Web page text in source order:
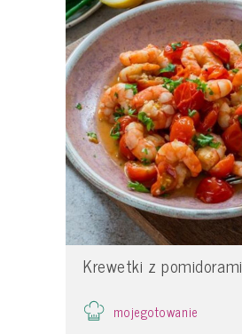
Krewetki z pomidorami
mojegotowanie